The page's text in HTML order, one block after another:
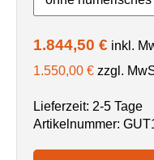
1.844,50 € inkl.
1.550,00 € zzgl.
Lieferzeit: 2-5 Tage
Artikelnummer: